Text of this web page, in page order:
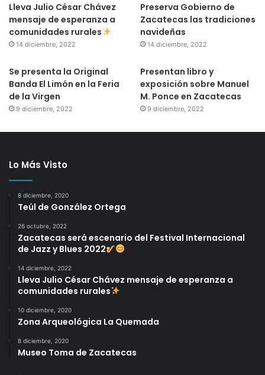
Lleva Julio César Chávez
mensaje de esperanza a
comunidades rurales
14 diciembre, 2022
Preserva Gobierno de
Zacatecas las tradiciones
navideñas
14 diciembre, 2022
Se presenta la Original
Banda El Limón en la Feria
de la Virgen
9 diciembre, 2022
Presentan libro y
exposición sobre Manuel
M. Ponce en Zacatecas
9 diciembre, 2022
Lo Más Visto
8 diciembre, 2020
Teúl de González Ortega
26 octubre, 2022
Zacatecas será escenario del Festival Internacional
de Jazz y Blues 2022
14 diciembre, 2022
Lleva Julio César Chávez mensaje de esperanza a
comunidades rurales
10 diciembre, 2020
Zona Arqueológica La Quemada
8 diciembre, 2020
Museo Toma de Zacatecas